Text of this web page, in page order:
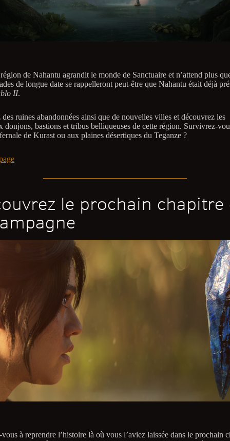
de Nahantu agrandit le monde de Sanctuaire et n’attend plus
de longue date se rappelleront peut-être que Nahantu était déjà
II.
ruines abandonnées ainsi que de nouvelles villes et découvrez les
donjons, bastions et tribus belliqueuses de cette région. Survivrez-
de Kurast ou aux plaines désertiques du Teganze ?
le prochain chapitre
vous à reprendre l’histoire là où vous l’aviez laissée dans le prochain